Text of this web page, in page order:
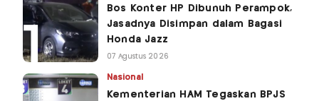
Bos Konter HP Dibunuh Perampok,
Jasadnya Disimpan dalam Bagasi
Honda Jazz
07 Agustus 2026
Nasional
Kementerian HAM Tegaskan BPJS